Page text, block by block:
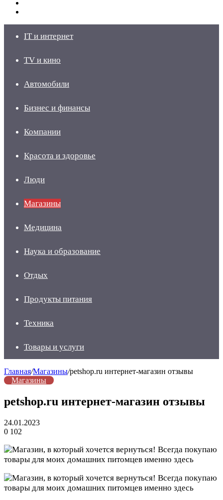
IT и интернет
TV и кино
Автомобили
Бизнес и финансы
Компании
Красота и здоровье
Люди
Магазины
Медицина
Наука и образование
Отдых
Продукты питания
Техника
Товары и услуги
Главная/Магазины/petshop.ru интернет-магазин отзывы
Магазины
petshop.ru интернет-магазин отзывы
24.01.2023
0 102